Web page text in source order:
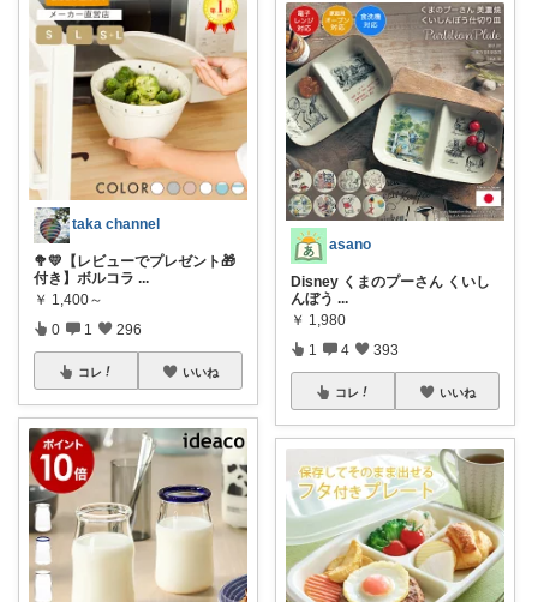
taka channel
🥦💛【レビューでプレゼント🎁
付き】ボルコラ ...
￥ 1,400～
0 1 296
コレ いいね
asano
Disney くまのプーさん くいし
んぼう ...
￥ 1,980
1 4 393
コレ いいね